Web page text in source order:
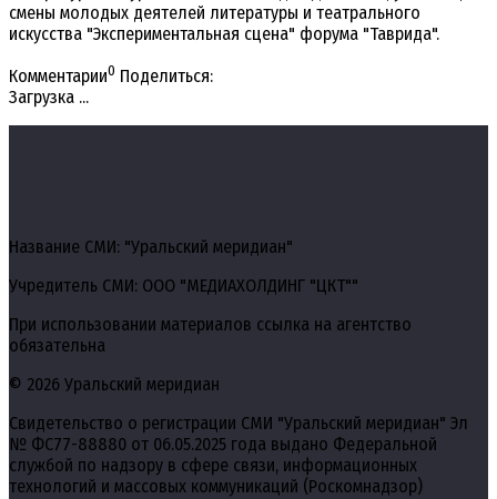
смены молодых деятелей литературы и театрального
искусства "Экспериментальная сцена" форума "Таврида".
Комментарии0 Поделиться:
Загрузка ...
Название СМИ: "Уральский меридиан"
Учредитель СМИ: ООО "МЕДИАХОЛДИНГ "ЦКТ""
При использовании материалов ссылка на агентство
обязательна
© 2026 Уральский меридиан
Свидетельство о регистрации СМИ "Уральский меридиан" Эл
№ ФС77-88880 от 06.05.2025 года выдано Федеральной
службой по надзору в сфере связи, информационных
технологий и массовых коммуникаций (Роскомнадзор)